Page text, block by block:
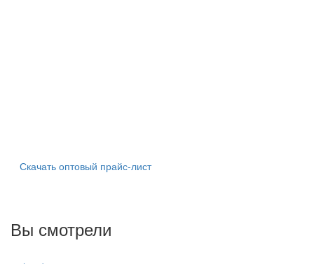
Скачать оптовый прайс-лист
Вы смотрели